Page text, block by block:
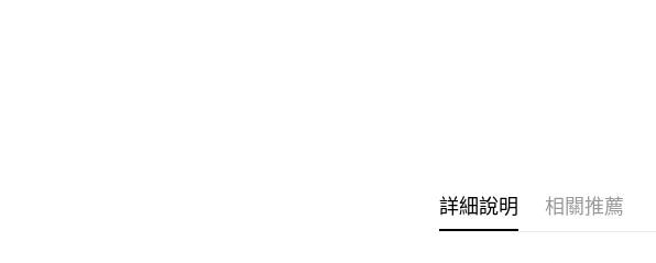
詳細說明 相關推薦